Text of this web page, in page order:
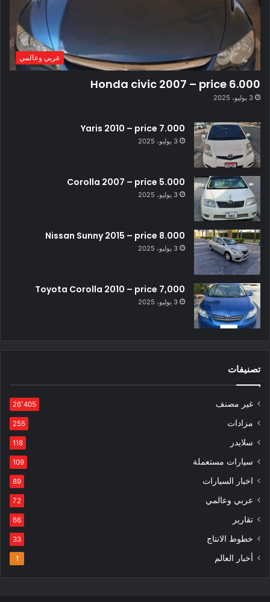
عربي وعالمي
Honda civic 2007 – price 6.000
3 يوليو، 2025
Yaris 2010 – price 7.000
3 يوليو، 2025
Corolla 2007 – price 5.000
3 يوليو، 2025
Nissan Sunny 2015 – price 8.000
3 يوليو، 2025
Toyota Corolla 2010 – price 7,000
3 يوليو، 2025
تصنيفات
غير مصنف 26٬405
مزادات 255
سلايدر 118
سيارات مستعملة 109
اخبار السيارات 89
عربي وعالمي 72
تقارير 66
خطوط الانتاج 33
أخبار العالم 1